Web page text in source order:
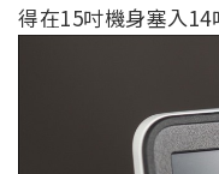
得在15吋機身塞入14